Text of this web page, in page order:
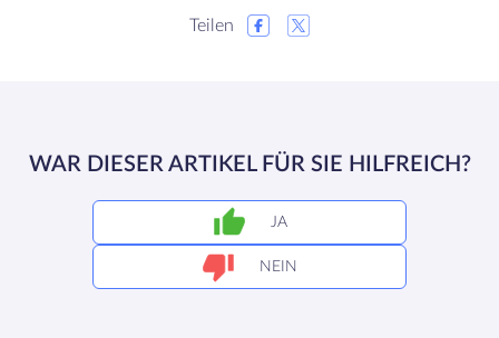
Teilen
WAR DIESER ARTIKEL FÜR SIE HILFREICH?
JA
NEIN